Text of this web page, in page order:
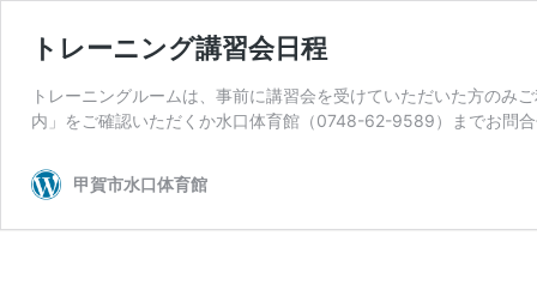
トレーニング講習会日程
トレーニングルームは、事前に講習会を受けていただいた方のみ
内」をご確認いただくか水口体育館（0748-62-9589）までお問
甲賀市水口体育館